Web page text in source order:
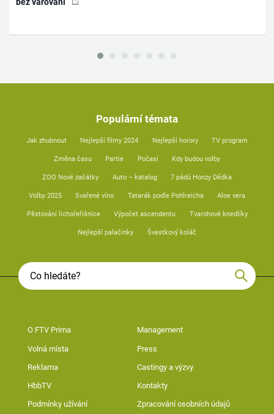
bez varování
Populární témata
Jak zhubnout Nejlepší filmy 2024 Nejlepší horory TV program
Změna času Partie Počasí Kdy budou volby
ZOO Nové začátky Auto – katalog 7 pádů Honzy Dědka
Volby 2025 Svařené víno Tatarák podle Pohlreicha Aloe vera
Pěstování lichořeřišnice Výpočet ascendentu Tvarohové knedlíky
Nejlepší palačinky Švestkový koláč
O FTV Prima Management
Volná místa Press
Reklama Castingy a výzvy
HbbTV Kontakty
Podmínky užívání Zpracování osobních údajů